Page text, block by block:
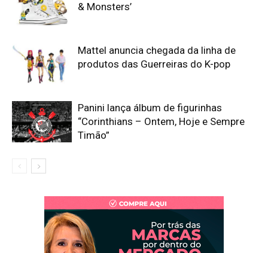
& Monsters’
Mattel anuncia chegada da linha de
produtos das Guerreiras do K-pop
Panini lança álbum de figurinhas
“Corinthians – Ontem, Hoje e Sempre
Timão”